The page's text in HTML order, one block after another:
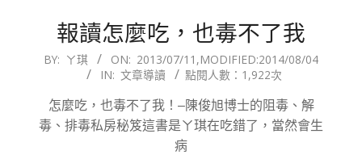
報讀怎麼吃，也毒不了我
2013-
BY: ㄚ琪 ON: 2013/07/11 ,MODIFIED:2014/08/04
IN: 文章導讀 點閱人數：1,922次
怎麼吃，也毒不了我！–陳俊旭博士的阻毒、解
毒、排毒私房秘笈這書是ㄚ琪在吃錯了，當然會生
病